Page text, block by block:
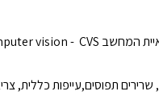
המחשב CVS
-
vision
תפוסים,עייפות כללית,